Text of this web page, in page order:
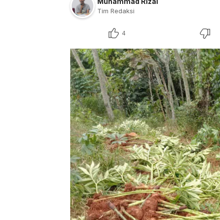
Tim Redaksi
4